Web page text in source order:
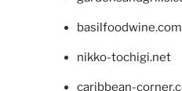
basilfoodwine.com
nikko-tochigi.net
caribbean-